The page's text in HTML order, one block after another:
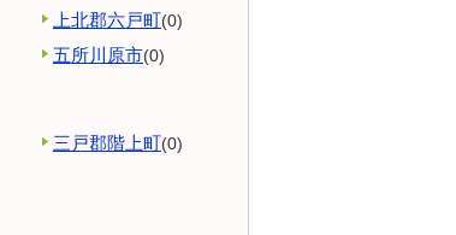
上北郡六戸町(0)
五所川原市(0)
三戸郡階上町(0)